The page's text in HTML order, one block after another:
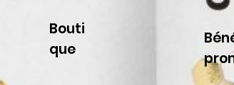
Bouti
que